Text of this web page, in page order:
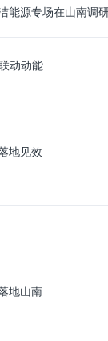
能源专场在山南调
动动能
地见效
地山南